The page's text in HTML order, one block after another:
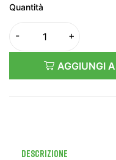
Quantità
AGGIUNGI
Descrizione